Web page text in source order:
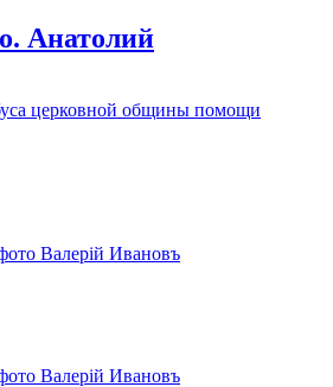
Анатолий
церковной общины помощи
Валерiй Ивановъ
Валерiй Ивановъ